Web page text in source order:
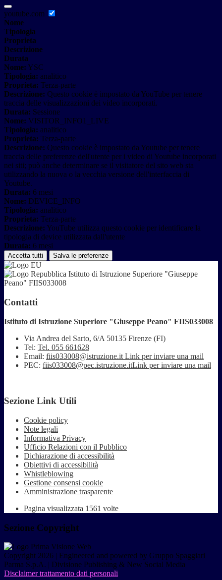
youtube.com
Nome
Tipologia
Proprieta
Descrizione
Durata
Nome: YSC
Tipologia: analitico
Proprieta: Terza-parte
Descrizione: Questo cookie è impostato da YouTube per tenere
traccia delle visualizzazioni dei video incorporati.
Durata: Sessione
Nome: VISITOR_INFO1_LIVE
Tipologia: analitico
Proprieta: Terza-parte
Descrizione: Questo cookie è impostato da Youtube per tenere
traccia delle preferenze dell'utente per i video di Youtube incorporati
nei siti; può anche determinare se il visitatore del sito web sta
utilizzando la nuova o la vecchia versione dell'interfaccia di
Youtube.
Durata: 6 mesi
Nome: DEVICE_INFO
Tipologia: analitico
Proprieta: Terza-parte
Descrizione: YouTube utilizza questo cookie per identificare la
tipologia di device utilizzata dall'utente
Durata: 6 mesi
Accetta tutti Salva le preferenze
Istituto di Istruzione Superiore "Giuseppe
Peano" FIIS033008
Contatti
Istituto di Istruzione Superiore "Giuseppe Peano" FIIS033008
Via Andrea del Sarto, 6/A 50135 Firenze (FI)
Tel: Tel. 055 661628
Email: fiis033008@istruzione.it Link per inviare una mail
PEC: fiis033008@pec.istruzione.itLink per inviare una mail
Sezione Link Utili
Cookie policy
Note legali
Informativa Privacy
Ufficio Relazioni con il Pubblico
Dichiarazione di accessibilità
Obiettivi di accessibilità
Whistleblowing
Gestione consensi cookie
Amministrazione trasparente
Pagina visualizzata 1561 volte
Sezione Copyright
Copyright 2026 | Engineered and powered by Gruppo Spaggiari
Parma S.p.A. | Divisione Publishing & New Social Media
Disclaimer trattamento dati personali